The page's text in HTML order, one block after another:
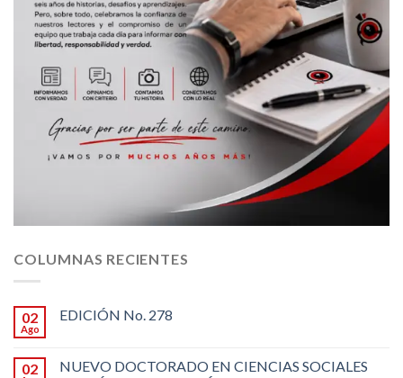
COLUMNAS RECIENTES
02
Ago
EDICIÓN No. 278
02
NUEVO DOCTORADO EN CIENCIAS SOCIALES